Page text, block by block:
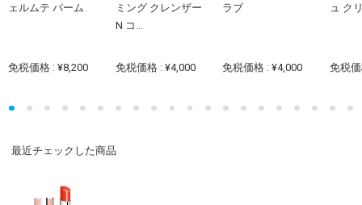
ェルムテ バーム
免税価格 : ¥8,200
ミング クレンザー
N コ...
免税価格 : ¥4,000
ラブ
免税価格 : ¥4,000
ュ ク
免税
最近チェックした商品